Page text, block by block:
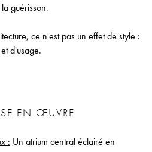
guérisson.
ce n'est pas un effet de style :
d'usage.
EN ŒUVRE
: Un atrium central éclairé en